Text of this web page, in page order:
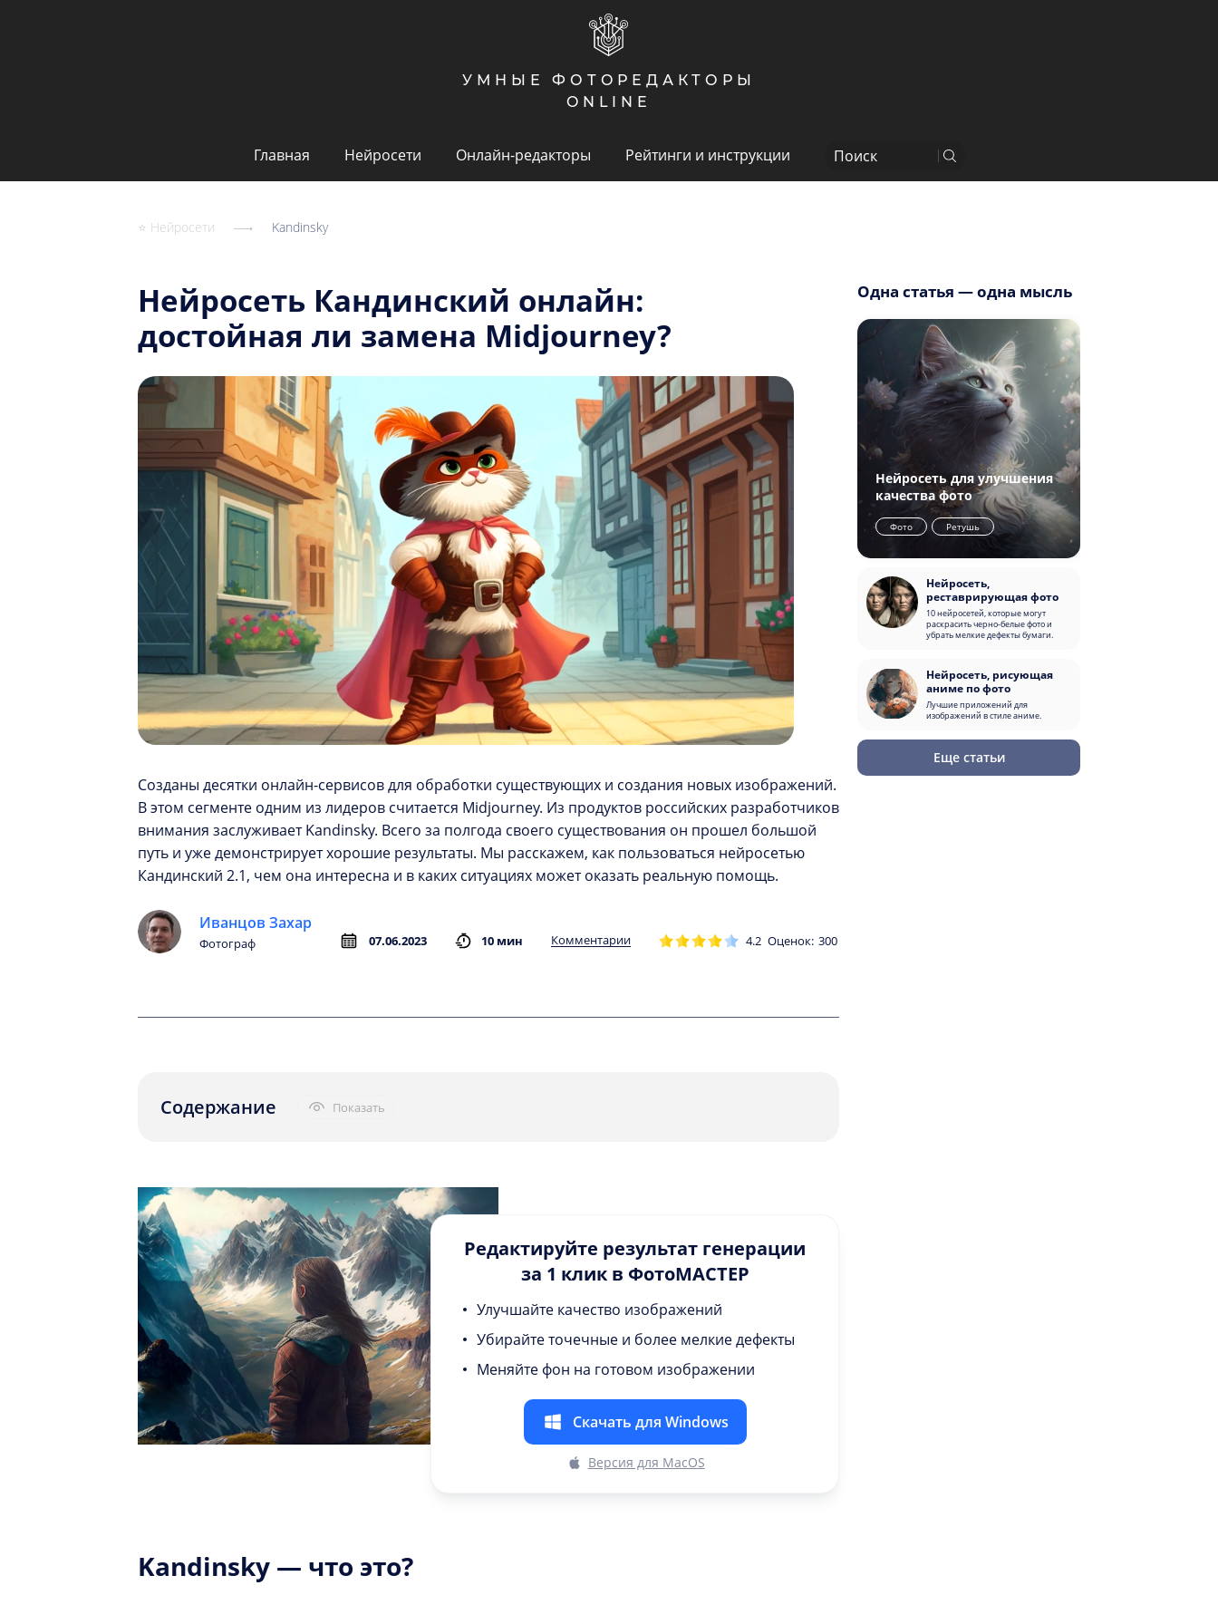
УМНЫЕ ФОТОРЕДАКТОРЫ
ONLINE
Главная Нейросети Онлайн-редакторы Рейтинги и инструкции
⭐ Нейросети Kandinsky
Нейросеть Кандинский онлайн:
достойная ли замена Midjourney?
Созданы десятки онлайн-сервисов для обработки существующих и создания новых изображений.
В этом сегменте одним из лидеров считается Midjourney. Из продуктов российских разработчиков
внимания заслуживает Kandinsky. Всего за полгода своего существования он прошел большой
путь и уже демонстрирует хорошие результаты. Мы расскажем, как пользоваться нейросетью
Кандинский 2.1, чем она интересна и в каких ситуациях может оказать реальную помощь.
Иванцов Захар
Фотограф 07.06.2023 10 мин Комментарии 4.2 Оценок: 300
Содержание Показать
Редактируйте результат генерации
за 1 клик в ФотоМАСТЕР
Улучшайте качество изображений
Убирайте точечные и более мелкие дефекты
Меняйте фон на готовом изображении
Скачать для Windows
Версия для MacOS
Kandinsky — что это?
Одна статья — одна мысль
Нейросеть для улучшения
качества фото
Фото Ретушь
Нейросеть,
реставрирующая фото
10 нейросетей, которые могут
раскрасить черно-белые фото и
убрать мелкие дефекты бумаги.
Нейросеть, рисующая
аниме по фото
Лучшие приложений для
изображений в стиле аниме.
Еще статьи